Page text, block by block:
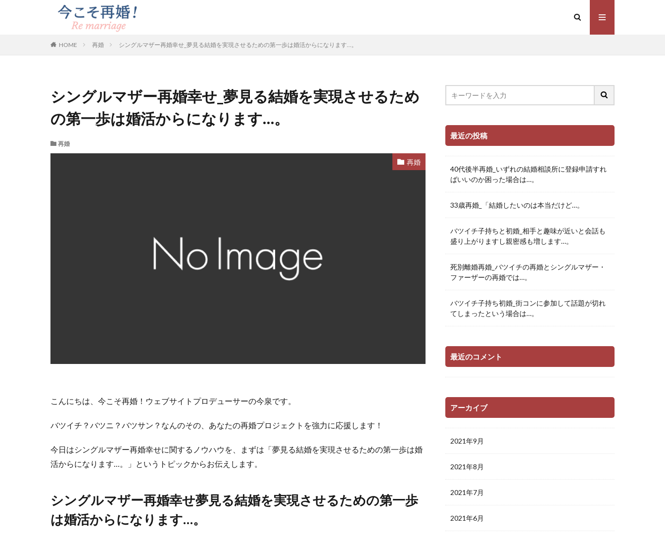
HOME 再婚 シングルマザー再婚幸せ_夢見る結婚を実現させるための第一歩は婚活からになります…。
シングルマザー再婚幸せ_夢見る結婚を実現させるため
の第一歩は婚活からになります…。
再婚
再婚
こんにちは、今こそ再婚！ウェブサイトプロデューサーの今泉です。
バツイチ？バツニ？バツサン？なんのその、あなたの再婚プロジェクトを強力に応援します！
今日はシングルマザー再婚幸せに関するノウハウを、まずは「夢見る結婚を実現させるための第一歩は婚
活からになります…。」というトピックからお伝えします。
シングルマザー再婚幸せ夢見る結婚を実現させるための第一歩
は婚活からになります…。
最近の投稿
40代後半再婚_いずれの結婚相談所に登録申請すれ
ばいいのか困った場合は…。
33歳再婚_「結婚したいのは本当だけど…。
バツイチ子持ちと初婚_相手と趣味が近いと会話も
盛り上がりますし親密感も増します…。
死別離婚再婚_バツイチの再婚とシングルマザー・
ファーザーの再婚では…。
バツイチ子持ち初婚_街コンに参加して話題が切れ
てしまったという場合は…。
最近のコメント
アーカイブ
2021年9月
2021年8月
2021年7月
2021年6月